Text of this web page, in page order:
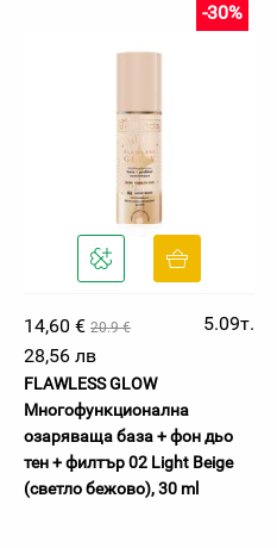
14,60 € 20.9 €
-30%
5.09т.
28,56 лв
FLAWLESS GLOW
Многофункционална
озаряваща база + фон дьо
тен + филтър 02 Light Beige
(светло бежово), 30 ml